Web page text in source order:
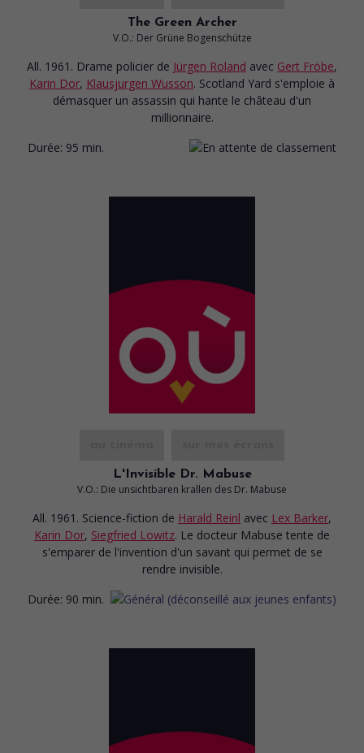
The Green Archer
V.O.: Der Grüne Bogenschütze
All. 1961. Drame policier de Jürgen Roland avec Gert Fröbe,
Karin Dor, Klausjurgen Wusson. Scotland Yard s'emploie à
démasquer un assassin qui hante le château d'un
millionnaire.
Durée: 95 min.
L'Invisible Dr. Mabuse
V.O.: Die unsichtbaren krallen des Dr. Mabuse
All. 1961. Science-fiction de Harald Reinl avec Lex Barker,
Karin Dor, Siegfried Lowitz. Le docteur Mabuse tente de
s'emparer de l'invention d'un savant qui permet de se
rendre invisible.
Durée: 90 min.